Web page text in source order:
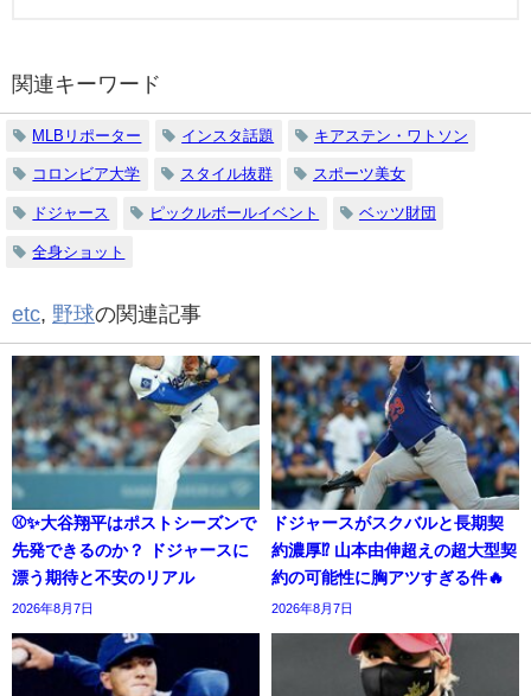
関連キーワード
MLBリポーター インスタ話題 キアステン・ワトソン
コロンビア大学 スタイル抜群 スポーツ美女
ドジャース ピックルボールイベント ベッツ財団
全身ショット
etc, 野球の関連記事
⚾✨大谷翔平はポストシーズンで
先発できるのか？ ドジャースに
漂う期待と不安のリアル
2026年8月7日
ドジャースがスクバルと長期契
約濃厚⁉︎ 山本由伸超えの超大型契
約の可能性に胸アツすぎる件🔥
2026年8月7日